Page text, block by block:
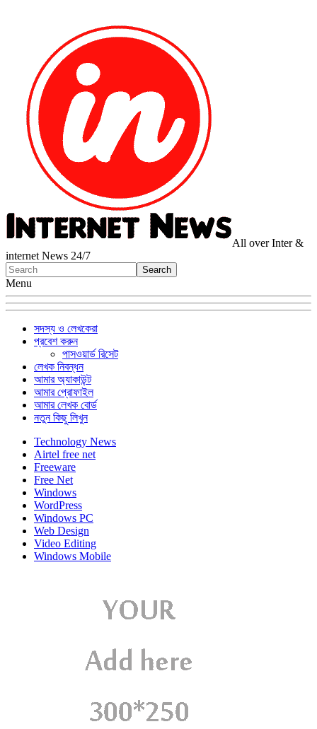
All over Inter &
internet News 24/7
Menu
সদস্য ও লেখকেরা
প্রবেশ করুন
পাসওয়ার্ড রিসেট
লেখক নিবন্ধন
আমার অ্যাকাউন্ট
আমার প্রোফাইল
আমার লেখক বোর্ড
নতুন কিছু লিখুন
Technology News
Airtel free net
Freeware
Free Net
Windows
WordPress
Windows PC
Web Design
Video Editing
Windows Mobile